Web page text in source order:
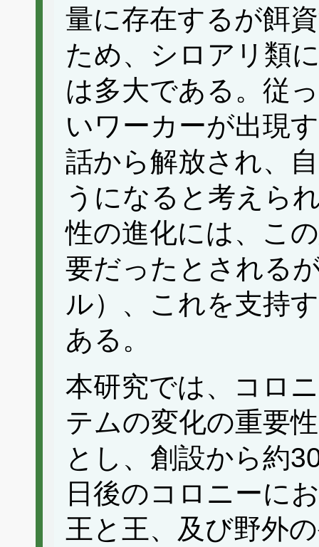
量に存在するが餌
ため、シロアリ類
は多大である。従
いワーカーが出現
話から解放され、
うになると考えら
性の進化には、こ
要だったとされる
ル）、これを支持
ある。
本研究では、コロ
テムの変化の重要
とし、創設から約
日後のコロニーに
王と王、及び野外